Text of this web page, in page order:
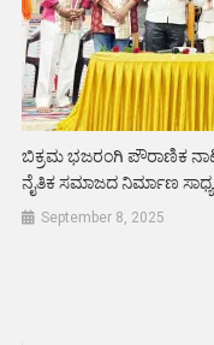
ಬಿಕ್ರಮ ಭಜರಂಗಿ ಪೌರಾಣಿಕ
ನೈತಿಕ ಸಮಾಜದ ನಿರ್ಮಾಣ
September 8, 2025